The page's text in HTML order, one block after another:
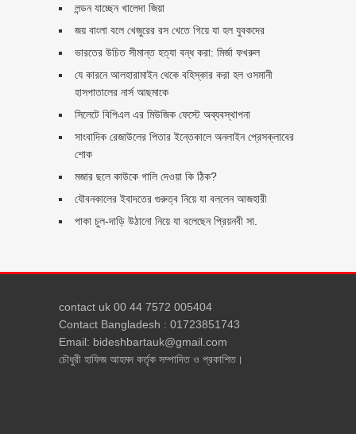
লন্ডন যাচ্ছেন খালেদা জিয়া
জয় বাংলা বলে খেজুরের রস খেতে গিয়ে যা হল যুবকদের
ভারতের উচিত সীমান্ত হত্যা বন্ধ করা: মির্জা ফখরুল
যে কারনে আলহারামাইন থেকে বহিস্কার করা হল ওসমানী
হাসপাতালের নার্স আছমাকে
সিলেটে বিপিএল এর মিউজিক ফেস্টে অব্যবস্থাপনা
সাংবাদিক রেজাউলের পিতার ইন্তেকালে অনলাইন প্রেসক্লাবের
শোক
মজার ছলে কাউকে গালি দেওয়া কি ঠিক?
যৌবনকালের ইবাদতের গুরুত্ব নিয়ে যা বললেন আজহারী
পাকা চুল-দাড়ি উঠানো নিয়ে যা বলেছেন প্রিয়নবী সা.
contact uk 00 44 7572 005404
Contact Bangladesh : 01723851743
Email: bideshbartauk@gmail.com
চৌধুরী হাফিজ আহমদ কর্তৃক সম্পাদিত ও প্রকাশিত।